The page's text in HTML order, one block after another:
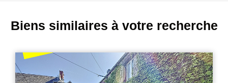
Biens similaires à votre recherche